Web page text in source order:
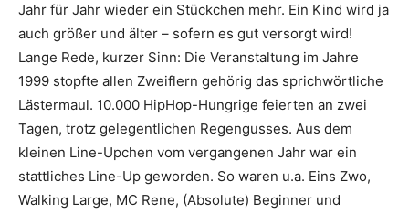
Jahr für Jahr wieder ein Stückchen mehr. Ein Kind wird ja
auch größer und älter – sofern es gut versorgt wird!
Lange Rede, kurzer Sinn: Die Veranstaltung im Jahre
1999 stopfte allen Zweiflern gehörig das sprichwörtliche
Lästermaul. 10.000 HipHop-Hungrige feierten an zwei
Tagen, trotz gelegentlichen Regengusses. Aus dem
kleinen Line-Upchen vom vergangenen Jahr war ein
stattliches Line-Up geworden. So waren u.a. Eins Zwo,
Walking Large, MC Rene, (Absolute) Beginner und